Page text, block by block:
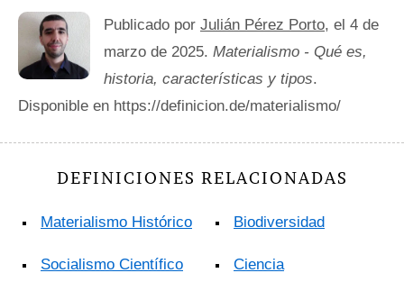
Publicado por Julián Pérez Porto, el 4 de
marzo de 2025. Materialismo - Qué es,
historia, características y tipos.
Disponible en https://definicion.de/materialismo/
DEFINICIONES RELACIONADAS
Materialismo Histórico
Socialismo Científico
Biodiversidad
Ciencia